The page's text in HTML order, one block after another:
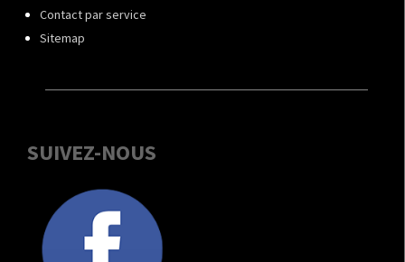
Contact par service
Sitemap
SUIVEZ-NOUS